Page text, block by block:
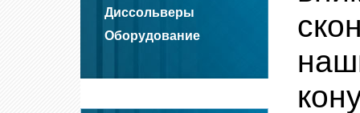
Диссольверы
Оборудование